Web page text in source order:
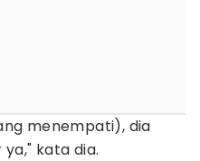
menempati), dia
kata dia.